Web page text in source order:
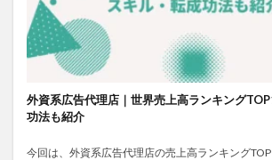
外資系広告代理店｜世界売上高ランキング
功法も紹介
今回は、外資系広告代理店の売上高ランキング